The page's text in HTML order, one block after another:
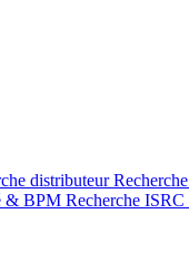
distributeur
& BPM Recherche ISRC